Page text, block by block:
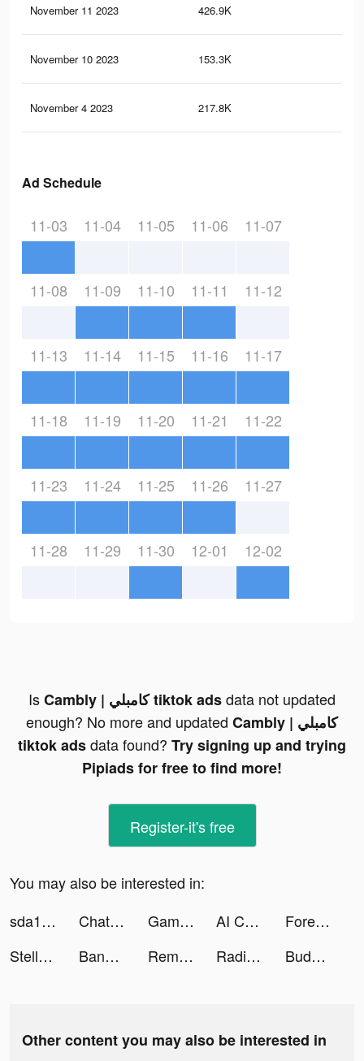
November 11 2023 426.9K
November 10 2023 153.3K
November 4 2023 217.8K
Ad Schedule
11-03 11-04 11-05 11-06 11-07
11-08 11-09 11-10 11-11 11-12
11-13 11-14 11-15 11-16 11-17
11-18 11-19 11-20 11-21 11-22
11-23 11-24 11-25 11-26 11-27
11-28 11-29 11-30 12-01 12-02
Is Cambly | كامبلي tiktok adsdata not updated
enough? No more and updated Cambly | كامبلي
tiktok adsdata found? Try signing up and trying
Pipiads for free to find more!
Register-it's free
You may also be interested in:
sda111 tiktok ads
ChatMate: AI Virtual Friend tiktok ads GameBoom Place tiktok ads AI ChatBot: Smart Assistant tiktok ads
Forex AI tiktok ads
Stella Sleep Kids tiktok ads
Banger: AI Covers tiktok ads Remote Control Ultra tiktok ads RadioLingo: Learn Languages tiktok ads Buddy: Budget & Save Money tiktok ads
Other content you may also be interested in